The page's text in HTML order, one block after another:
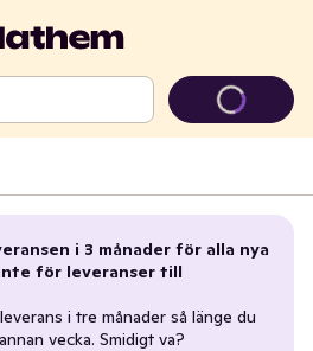
i 3 månader för alla nya
för leveranser till
i tre månader så länge du
vecka. Smidigt va?